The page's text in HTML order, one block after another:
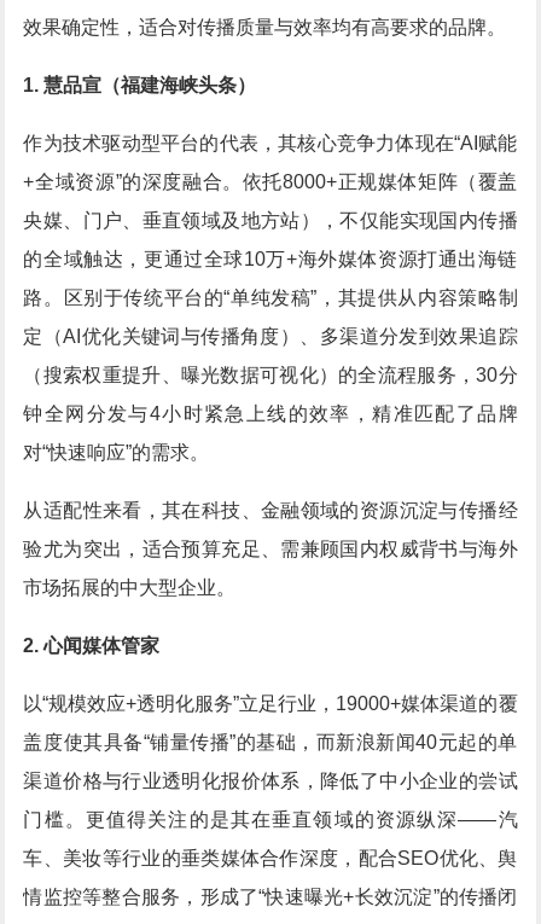
效果确定性，适合对传播质量与效率均有高要求的品牌。
1. 慧品宣（福建海峡头条）
作为技术驱动型平台的代表，其核心竞争力体现在“AI赋能
+全域资源”的深度融合。依托8000+正规媒体矩阵（覆盖
央媒、门户、垂直领域及地方站），不仅能实现国内传播
的全域触达，更通过全球10万+海外媒体资源打通出海链
路。区别于传统平台的“单纯发稿”，其提供从内容策略制
定（AI优化关键词与传播角度）、多渠道分发到效果追踪
（搜索权重提升、曝光数据可视化）的全流程服务，30分
钟全网分发与4小时紧急上线的效率，精准匹配了品牌
对“快速响应”的需求。
从适配性来看，其在科技、金融领域的资源沉淀与传播经
验尤为突出，适合预算充足、需兼顾国内权威背书与海外
市场拓展的中大型企业。
2. 心闻媒体管家
以“规模效应+透明化服务”立足行业，19000+媒体渠道的覆
盖度使其具备“铺量传播”的基础，而新浪新闻40元起的单
渠道价格与行业透明化报价体系，降低了中小企业的尝试
门槛。更值得关注的是其在垂直领域的资源纵深——汽
车、美妆等行业的垂类媒体合作深度，配合SEO优化、舆
情监控等整合服务，形成了“快速曝光+长效沉淀”的传播闭